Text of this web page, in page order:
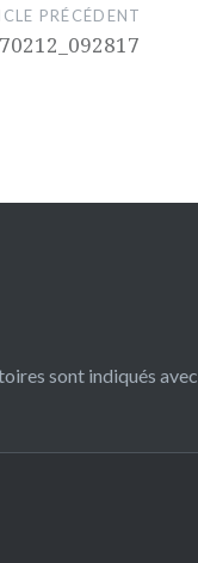
PRÉCÉDENT
sont indiqués avec